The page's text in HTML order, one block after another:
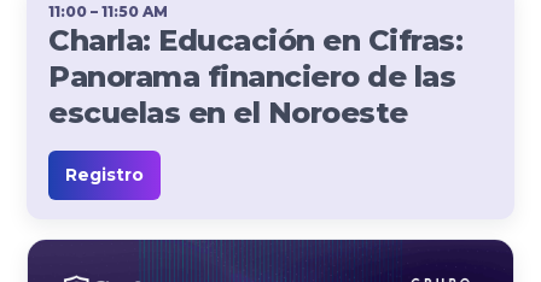
11:00 – 11:50 AM
Charla: Educación en Cifras:
Panorama financiero de las
escuelas en el Noroeste
Registro